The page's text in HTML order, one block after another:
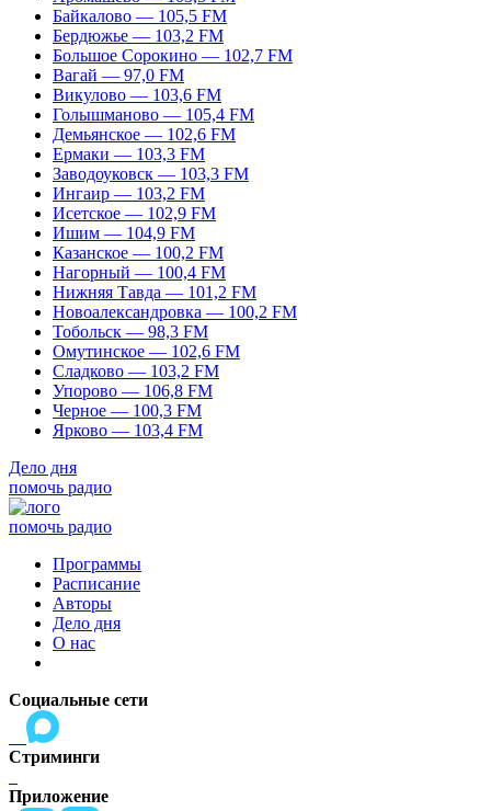
Байкалово — 105,5 FM
Бердюжье — 103,2 FM
Большое Сорокино — 102,7 FM
Вагай — 97,0 FM
Викулово — 103,6 FM
Голышманово — 105,4 FM
Демьянское — 102,6 FM
Ермаки — 103,3 FM
Заводоуковск — 103,3 FM
Ингаир — 103,2 FM
Исетское — 102,9 FM
Ишим — 104,9 FM
Казанское — 100,2 FM
Нагорный — 100,4 FM
Нижняя Тавда — 101,2 FM
Новоалександровка — 100,2 FM
Тобольск — 98,3 FM
Омутинское — 102,6 FM
Сладково — 103,2 FM
Упорово — 106,8 FM
Черное — 100,3 FM
Ярково — 103,4 FM
Дело дня
помочь радио
помочь радио
Программы
Расписание
Авторы
Дело дня
О нас
Социальные сети
Стриминги
Приложение